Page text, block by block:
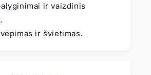
ir vaizdinis
ir švietimas.